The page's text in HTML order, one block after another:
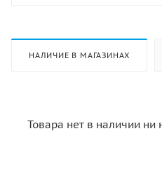
НАЛИЧИЕ В МАГАЗИНАХ
Товара нет в наличии ни